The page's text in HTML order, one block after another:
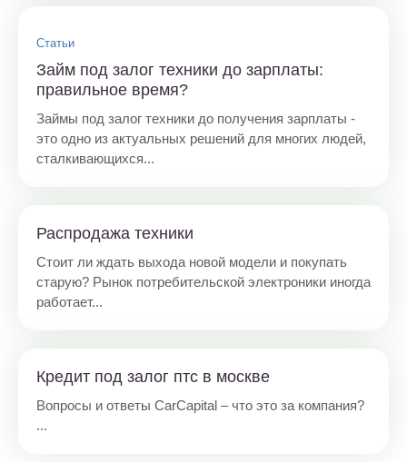
Статьи
Займ под залог техники до зарплаты:
правильное время?
Займы под залог техники до получения зарплаты -
это одно из актуальных решений для многих людей,
сталкивающихся...
Распродажа техники
Стоит ли ждать выхода новой модели и покупать
старую? Рынок потребительской электроники иногда
работает...
Кредит под залог птс в москве
Вопросы и ответы CarCapital – что это за компания?
...